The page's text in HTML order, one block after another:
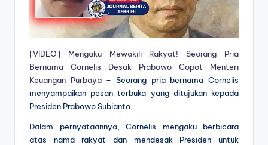
[VIDEO] Mengaku Mewakili Rakyat! Seorang Pria
Bernama Cornelis Desak Prabowo Copot Menteri
Keuangan Purbaya– Seorang pria bernama Cornelis
menyampaikan pesan terbuka yang ditujukan kepada
Presiden Prabowo Subianto.
Dalam pernyataannya, Cornelis mengaku berbicara
atas nama rakyat dan mendesak Presiden untuk